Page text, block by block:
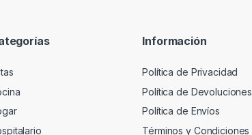
Información
Política de Privacidad
Política de Devoluciones
Política de Envíos
Términos y Condiciones